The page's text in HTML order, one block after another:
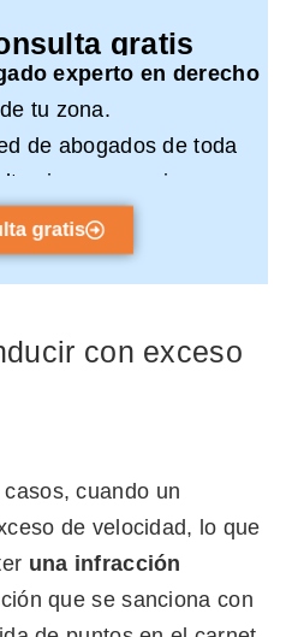
gratis
experto en derecho
de tu zona.
de abogados de toda
sin compromiso.
gratis
con exceso
cuando un
de velocidad, lo que
una infracción
que se sanciona con